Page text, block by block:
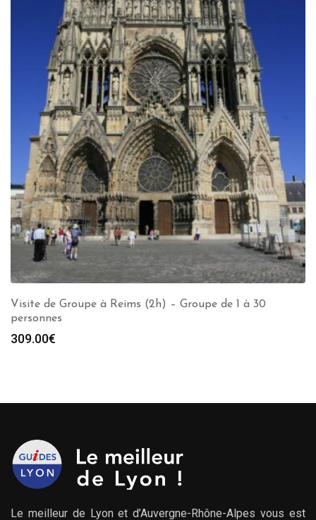
Visite de Groupe à Reims (2h) – Groupe de 1 à 30
personnes
309.00€
Le meilleur de Lyon et d’Auvergne-Rhône-Alpes vous est